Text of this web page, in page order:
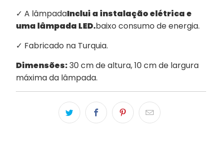
✓ A lâmpadaInclui a instalação elétrica e
uma lâmpada LED.baixo consumo de energia.
✓ Fabricado na Turquia.
Dimensões:30 cm de altura, 10 cm de largura
máxima da lâmpada.